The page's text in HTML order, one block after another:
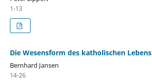
1-13
Die Wesensform des katholischen Lebens
Bernhard Jansen
14-26